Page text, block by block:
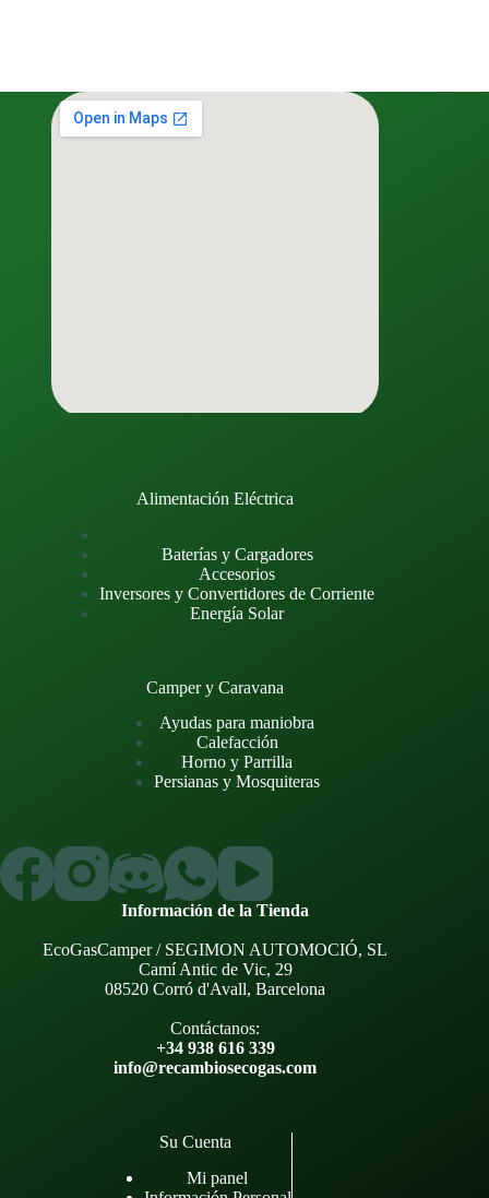
Alimentación Eléctrica
Baterías y Cargadores
Accesorios
Inversores y Convertidores de Corriente
Energía Solar
Camper y Caravana
Ayudas para maniobra
Calefacción
Horno y Parrilla
Persianas y Mosquiteras
Información de la Tienda
EcoGasCamper / SEGIMON AUTOMOCIÓ, SL
Camí Antic de Vic, 29
08520 Corró d'Avall, Barcelona
Contáctanos:
+34 938 616 339
info@recambiosecogas.com
Su Cuenta
Mi panel